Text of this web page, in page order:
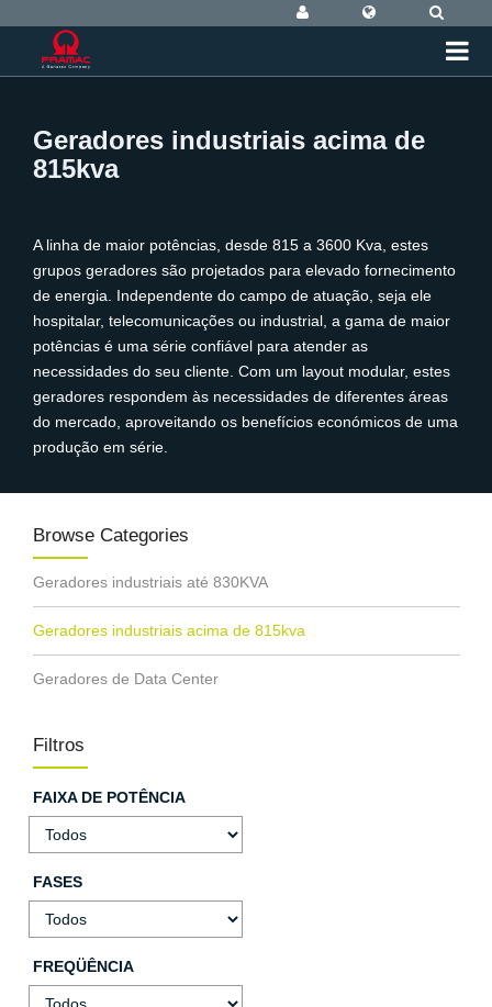
Geradores industriais acima de
815kva
A linha de maior potências, desde 815 a 3600 Kva, estes
grupos geradores são projetados para elevado fornecimento
de energia. Independente do campo de atuação, seja ele
hospitalar, telecomunicações ou industrial, a gama de maior
potências é uma série confiável para atender as
necessidades do seu cliente. Com um layout modular, estes
geradores respondem às necessidades de diferentes áreas
do mercado, aproveitando os benefícios económicos de uma
produção em série.
Browse Categories
Geradores industriais até 830KVA
Geradores industriais acima de 815kva
Geradores de Data Center
Filtros
FAIXA DE POTÊNCIA
FASES
FREQÜÊNCIA